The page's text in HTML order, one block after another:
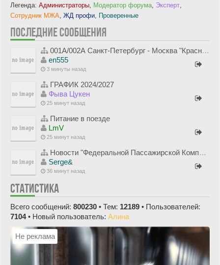
Легенда: Администраторы, Модератор форума, Эксперт,
Сотрудник МЖА, ЖД профи, Проверенные
ПОСЛЕДНИЕ СООБЩЕНИЯ
001А/002А Санкт-Петербург - Москва "Красная Стрела"
en555
3 минуты назад
ГРАФИК 2024/2027
Фыва Цукен
25 минут назад
Питание в поезде
LmV
25 минут назад
Новости "Федеральной Пассажирской Компании" (ОАО "ФПК")
Serge&
36 минут назад
СТАТИСТИКА
Всего сообщений: 800230 • Тем: 12189 • Пользователей:
7104• Новый пользователь: Алина
Не реклама